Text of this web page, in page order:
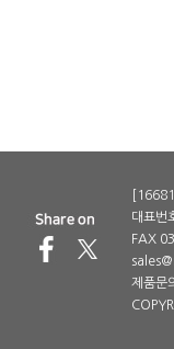
대표번
FAX
제품문